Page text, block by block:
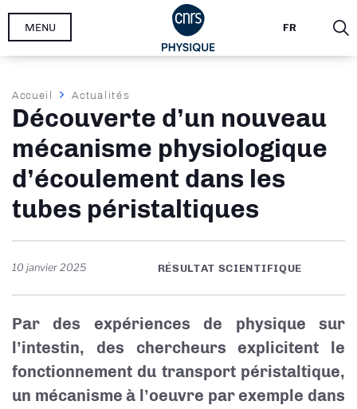
Aller
FR
MENU
Fil
d'Ariane
Accueil Actualités
Découverte d’un nouveau
mécanisme physiologique
d’écoulement dans les
tubes péristaltiques
10 janvier 2025 RÉSULTAT SCIENTIFIQUE
Par des expériences de physique sur
l’intestin, des chercheurs explicitent le
fonctionnement du transport péristaltique,
un mécanisme à l’oeuvre par exemple dans